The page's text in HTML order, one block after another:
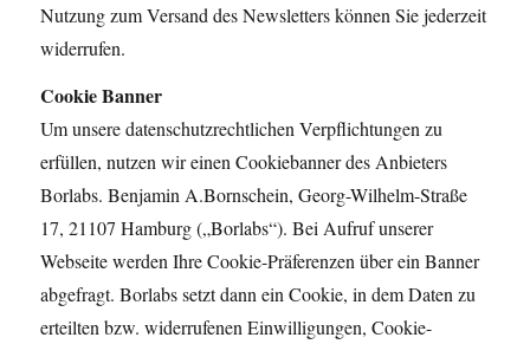
Nutzung zum Versand des Newsletters können Sie jederzeit
widerrufen.
Cookie Banner
Um unsere datenschutzrechtlichen Verpflichtungen zu
erfüllen, nutzen wir einen Cookiebanner des Anbieters
Borlabs. Benjamin A.Bornschein, Georg-Wilhelm-Straße
17, 21107 Hamburg („Borlabs“). Bei Aufruf unserer
Webseite werden Ihre Cookie-Präferenzen über ein Banner
abgefragt. Borlabs setzt dann ein Cookie, in dem Daten zu
erteilten bzw. widerrufenen Einwilligungen, Cookie-